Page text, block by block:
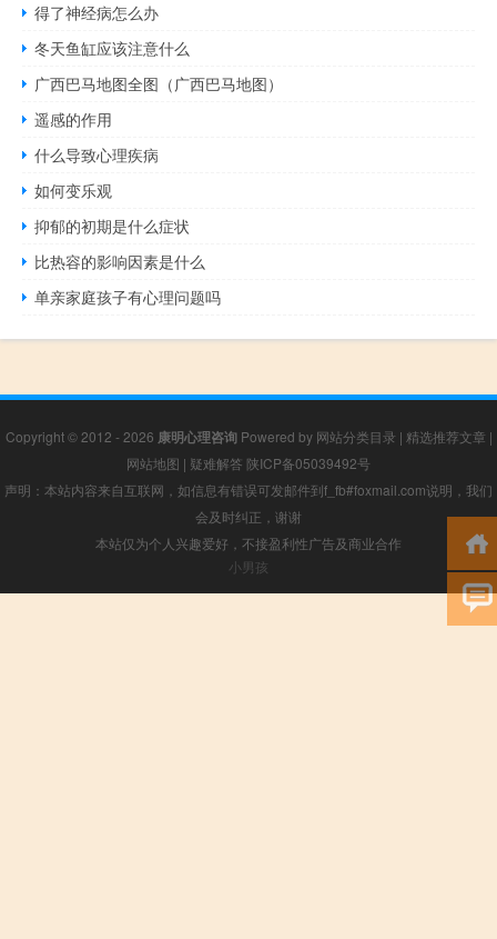
得了神经病怎么办
冬天鱼缸应该注意什么
广西巴马地图全图（广西巴马地图）
遥感的作用
什么导致心理疾病
如何变乐观
抑郁的初期是什么症状
比热容的影响因素是什么
单亲家庭孩子有心理问题吗
Copyright © 2012 - 2026 康明心理咨询Powered by 网站分类目录 | 精选推荐文章 |
网站地图 | 疑难解答 陕ICP备05039492号
声明：本站内容来自互联网，如信息有错误可发邮件到f_fb#foxmail.com说明，我们
会及时纠正，谢谢
本站仅为个人兴趣爱好，不接盈利性广告及商业合作
小男孩